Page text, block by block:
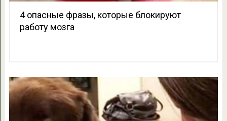
4 опасные фразы, которые блокируют
работу мозга